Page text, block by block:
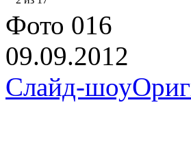
Фото 016
09.09.2012
Слайд-шоу